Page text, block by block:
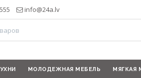
info@24a.lv
МОЛОДЕЖНАЯ МЕБЕЛЬ МЯГКАЯ